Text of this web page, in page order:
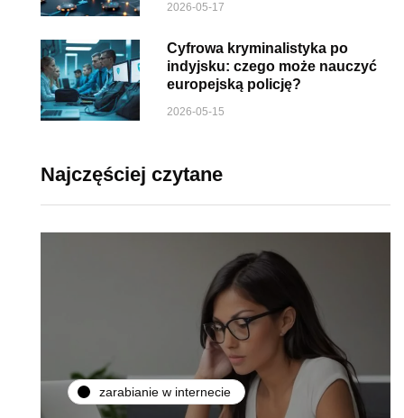
2026-05-17
Cyfrowa kryminalistyka po
indyjsku: czego może nauczyć
europejską policję?
2026-05-15
Najczęściej czytane
zarabianie w internecie